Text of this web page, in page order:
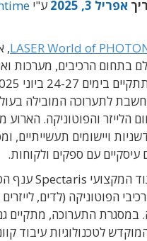
אפריל 3, 2025 ע"י
LASER World of
,
בתחום הרכיבים, מערכות
לתערוכה המובילה
הלייזר והפוטוניקה. הארוע
ויישומים תעשייתיים,
עיסקיים עם ספקים ולקוחות.
המקצועי Spectarisענף
הפוטוניקה (לדים,
. במסגרת התערוכה, מתקיים